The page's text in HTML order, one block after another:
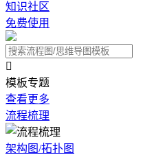
知识社区
免费使用

模板专题
查看更多
流程梳理
架构图/拓扑图